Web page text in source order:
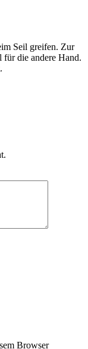
Seil greifen. Zur
für die andere Hand.
Browser